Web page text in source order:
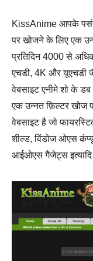
KissAnime आपके
पर खोजने के लिए एक
प्रतिदिन 4000 से
एचडी, 4K और यूएचडी
वेबसाइट एनीमे शो के
एक उन्नत फ़िल्टर खोज
वेबसाइट है जो
शील्ड, विंडोज ओएस
आईओएस गैजेट्स इत्यादि